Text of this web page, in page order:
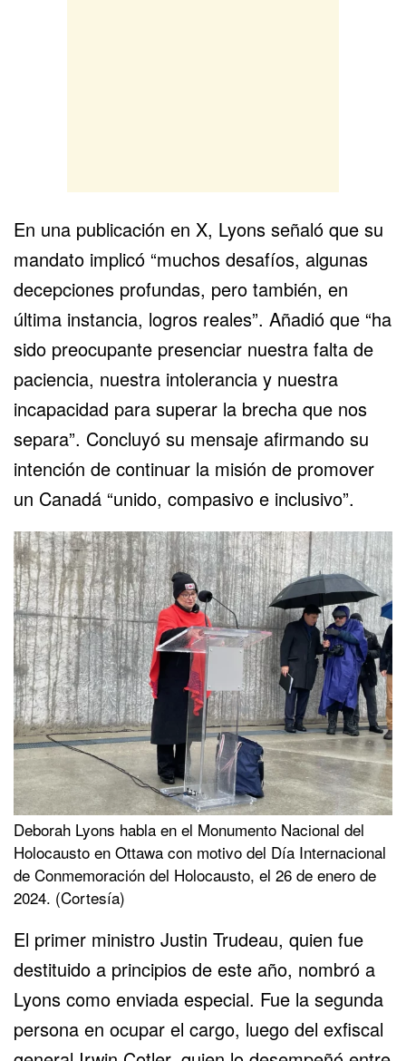
En una publicación en X, Lyons señaló que su
mandato implicó “muchos desafíos, algunas
decepciones profundas, pero también, en
última instancia, logros reales”. Añadió que “ha
sido preocupante presenciar nuestra falta de
paciencia, nuestra intolerancia y nuestra
incapacidad para superar la brecha que nos
separa”. Concluyó su mensaje afirmando su
intención de continuar la misión de promover
un Canadá “unido, compasivo e inclusivo”.
Deborah Lyons habla en el Monumento Nacional del
Holocausto en Ottawa con motivo del Día Internacional
de Conmemoración del Holocausto, el 26 de enero de
2024. (Cortesía)
El primer ministro Justin Trudeau, quien fue
destituido a principios de este año, nombró a
Lyons como enviada especial. Fue la segunda
persona en ocupar el cargo, luego del exfiscal